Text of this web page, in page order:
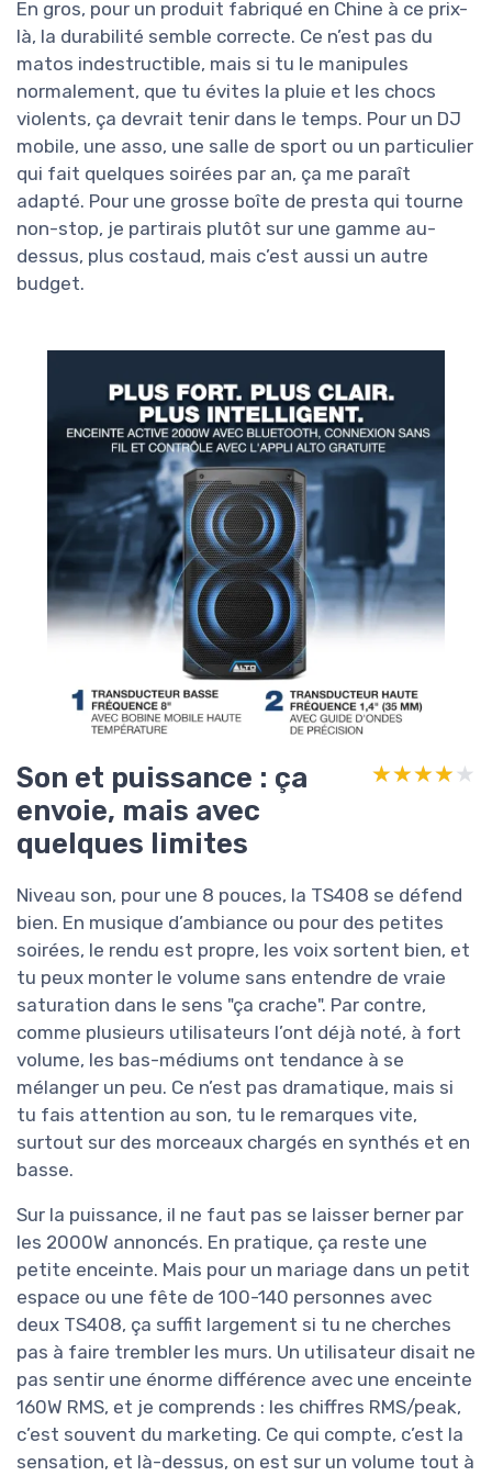
En gros, pour un produit fabriqué en Chine à ce prix-
là, la durabilité semble correcte. Ce n’est pas du
matos indestructible, mais si tu le manipules
normalement, que tu évites la pluie et les chocs
violents, ça devrait tenir dans le temps. Pour un DJ
mobile, une asso, une salle de sport ou un particulier
qui fait quelques soirées par an, ça me paraît
adapté. Pour une grosse boîte de presta qui tourne
non-stop, je partirais plutôt sur une gamme au-
dessus, plus costaud, mais c’est aussi un autre
budget.
Son et puissance : ça
envoie, mais avec
quelques limites
★★★★★
★★★★★
Niveau son, pour une 8 pouces, la TS408 se défend
bien. En musique d’ambiance ou pour des petites
soirées, le rendu est propre, les voix sortent bien, et
tu peux monter le volume sans entendre de vraie
saturation dans le sens "ça crache". Par contre,
comme plusieurs utilisateurs l’ont déjà noté, à fort
volume, les bas-médiums ont tendance à se
mélanger un peu. Ce n’est pas dramatique, mais si
tu fais attention au son, tu le remarques vite,
surtout sur des morceaux chargés en synthés et en
basse.
Sur la puissance, il ne faut pas se laisser berner par
les 2000W annoncés. En pratique, ça reste une
petite enceinte. Mais pour un mariage dans un petit
espace ou une fête de 100-140 personnes avec
deux TS408, ça suffit largement si tu ne cherches
pas à faire trembler les murs. Un utilisateur disait ne
pas sentir une énorme différence avec une enceinte
160W RMS, et je comprends : les chiffres RMS/peak,
c’est souvent du marketing. Ce qui compte, c’est la
sensation, et là-dessus, on est sur un volume tout à